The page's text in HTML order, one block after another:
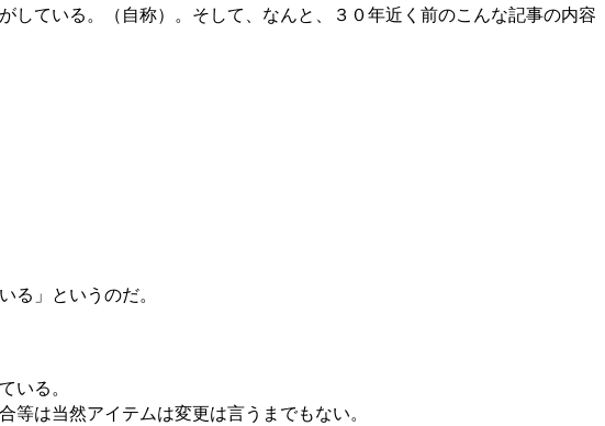
ている。（自称）。そして、なんと、３０年近く前のこんな記事の内容
」というのだ。
いる。
は当然アイテムは変更は言うまでもない。